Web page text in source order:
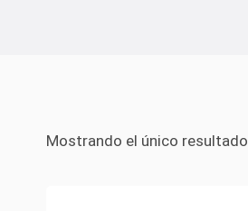
Mostrando el único resultado